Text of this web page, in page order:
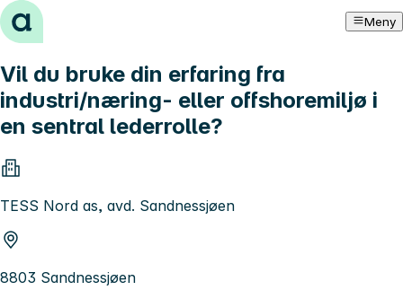
Hopp til innhold Meny
Vil du bruke din erfaring fra
industri/næring- eller offshoremiljø i
en sentral lederrolle?
TESS Nord as, avd. Sandnessjøen
8803 Sandnessjøen